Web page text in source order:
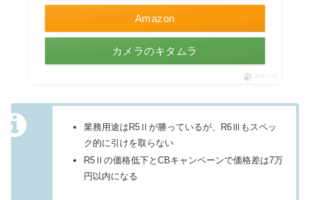
Amazon
カメラのキタムラ
ポチップ
業務用途はR5Ⅱが勝っているが、R6Ⅲもスペッ
ク的に引けを取らない
R5Ⅱの価格低下とCBキャンペーンで価格差は7万
円以内になる